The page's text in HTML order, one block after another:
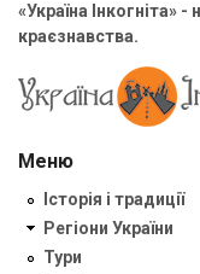
«Україна Інкогніта»
краєзнавства.
Меню
Історія і традиції
Регіони України
Тури